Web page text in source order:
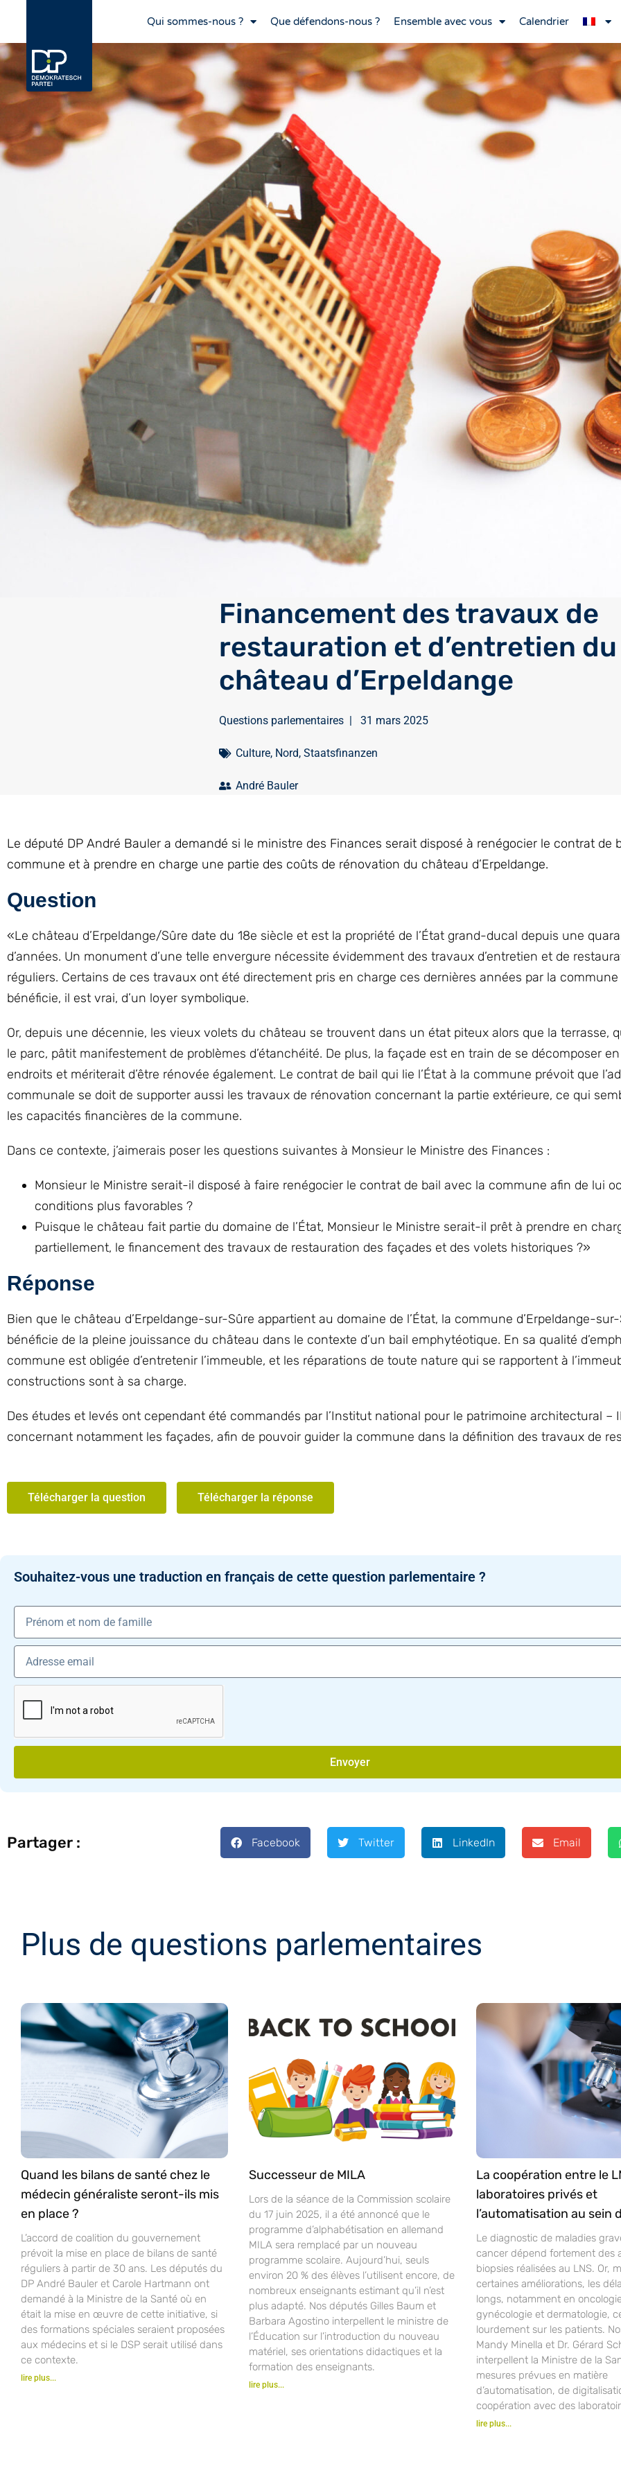
Qui sommes-nous ? Que défendons-nous ? Ensemble avec vous Calendrier
Financement des travaux de
restauration et d’entretien du
château d’Erpeldange
Questions parlementaires| 31 mars 2025
Culture, Nord, Staatsfinanzen
André Bauler
Le député DP André Bauler a demandé si le ministre des Finances serait disposé à renégocier le contrat de
commune et à prendre en charge une partie des coûts de rénovation du château d’Erpeldange.
Question
«Le château d’Erpeldange/Sûre date du 18e siècle et est la propriété de l’État grand-ducal depuis une
d’années. Un monument d’une telle envergure nécessite évidemment des travaux d’entretien et de
réguliers. Certains de ces travaux ont été directement pris en charge ces dernières années par la commune
bénéficie, il est vrai, d’un loyer symbolique.
Or, depuis une décennie, les vieux volets du château se trouvent dans un état piteux alors que la terrasse,
le parc, pâtit manifestement de problèmes d’étanchéité. De plus, la façade est en train de se décomposer
endroits et mériterait d’être rénovée également. Le contrat de bail qui lie l’État à la commune prévoit que
communale se doit de supporter aussi les travaux de rénovation concernant la partie extérieure, ce qui
les capacités financières de la commune.
Dans ce contexte, j’aimerais poser les questions suivantes à Monsieur le Ministre des Finances :
Monsieur le Ministre serait-il disposé à faire renégocier le contrat de bail avec la commune afin de lui
conditions plus favorables ?
Puisque le château fait partie du domaine de l’État, Monsieur le Ministre serait-il prêt à prendre en
partiellement, le financement des travaux de restauration des façades et des volets historiques ?»
Réponse
Bien que le château d’Erpeldange-sur-Sûre appartient au domaine de l’État, la commune d’Erpeldange-
bénéficie de la pleine jouissance du château dans le contexte d’un bail emphytéotique. En sa qualité
commune est obligée d’entretenir l’immeuble, et les réparations de toute nature qui se rapportent à
constructions sont à sa charge.
Des études et levés ont cependant été commandés par l’Institut national pour le patrimoine architectural –
concernant notamment les façades, afin de pouvoir guider la commune dans la définition des travaux de
Télécharger la question Télécharger la réponse
Souhaitez-vous une traduction en français de cette question parlementaire ?
Envoyer
Partager : Facebook Twitter LinkedIn Email
Plus de questions parlementaires
Quand les bilans de santé chez le
médecin généraliste seront-ils mis
en place ?
L’accord de coalition du gouvernement
prévoit la mise en place de bilans de santé
réguliers à partir de 30 ans. Les députés du
DP André Bauler et Carole Hartmann ont
demandé à la Ministre de la Santé où en
était la mise en œuvre de cette initiative, si
des formations spéciales seraient proposées
aux médecins et si le DSP serait utilisé dans
ce contexte.
lire plus...
Successeur de MILA
Lors de la séance de la Commission scolaire
du 17 juin 2025, il a été annoncé que le
programme d’alphabétisation en allemand
MILA sera remplacé par un nouveau
programme scolaire. Aujourd’hui, seuls
environ 20 % des élèves l’utilisent encore, de
nombreux enseignants estimant qu’il n’est
plus adapté. Nos députés Gilles Baum et
Barbara Agostino interpellent le ministre de
l’Éducation sur l’introduction du nouveau
matériel, ses orientations didactiques et la
formation des enseignants.
lire plus...
La coopération entre le
laboratoires privés et
l’automatisation au sein
Le diagnostic de maladies
cancer dépend fortement des
biopsies réalisées au LNS. Or,
certaines améliorations, les
longs, notamment en
gynécologie et dermatologie,
lourdement sur les patients.
Mandy Minella et Dr. Gérard
interpellent la Ministre de la
mesures prévues en matière
d’automatisation, de
coopération avec des
lire plus...